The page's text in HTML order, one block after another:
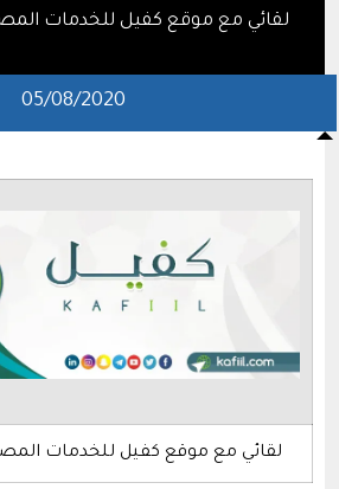
لقائي مع موقع كفيل للخدمات
05/08/2020
لقائي مع موقع كفيل للخدمات